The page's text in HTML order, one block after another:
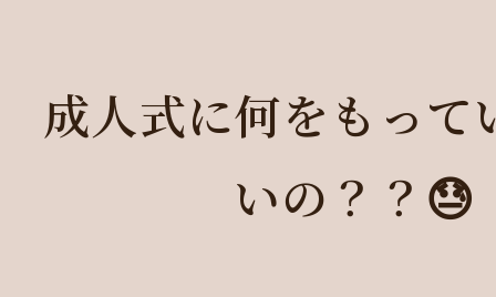
成人式に何をもって
いの？？😓